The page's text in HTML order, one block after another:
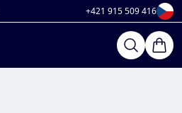
+421 915 509 416